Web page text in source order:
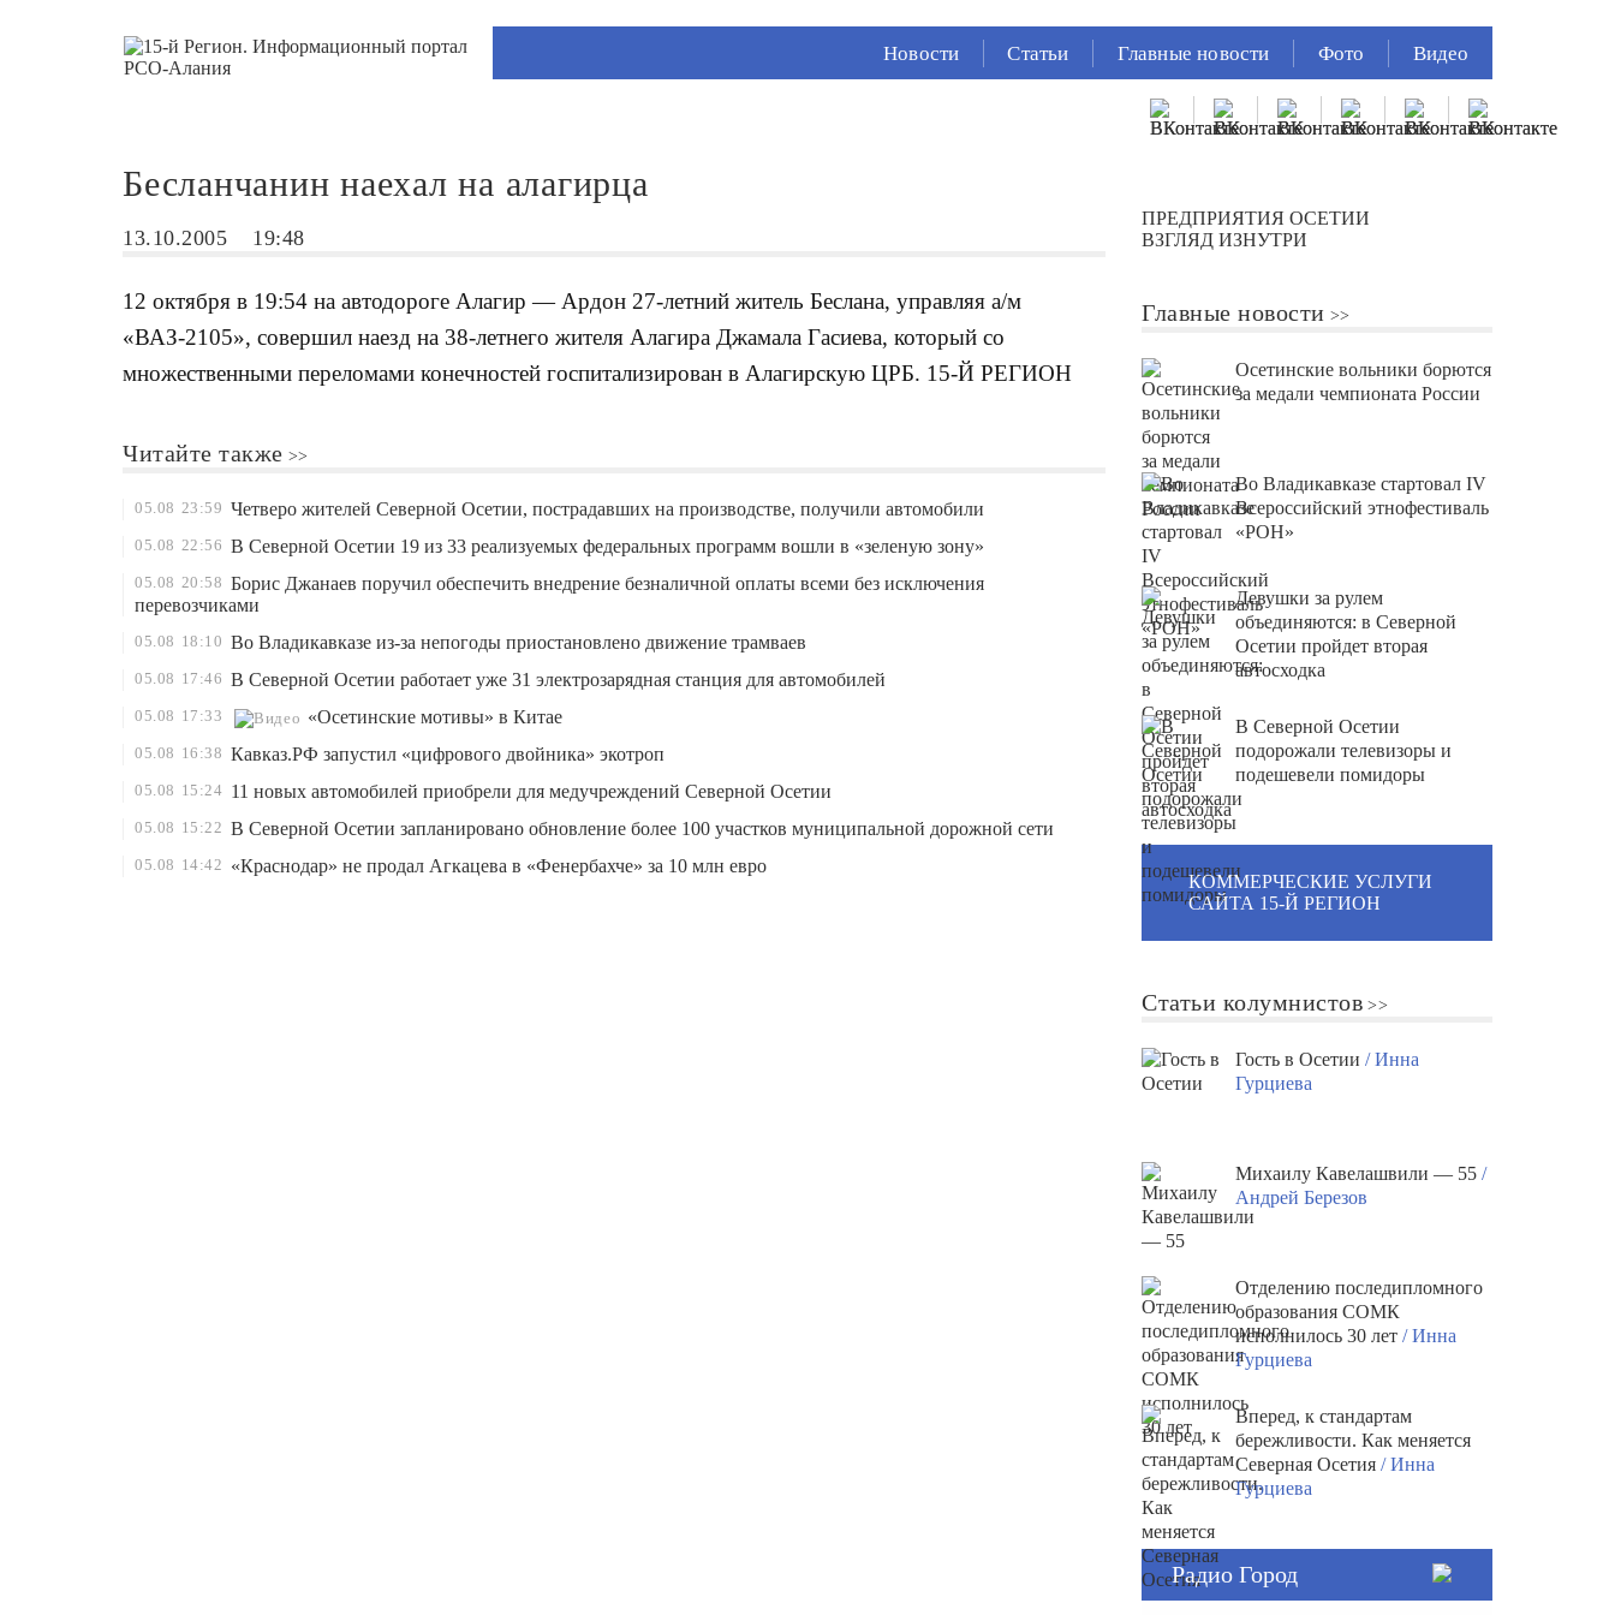
0.56 м/с
Новости Статьи Главные новости Фото Видео
Бесланчанин наехал на алагирца
13.10.2005 19:48
12 октября в 19:54 на автодороге Алагир — Ардон 27-летний житель Беслана, управляя а/м
«ВАЗ-2105», совершил наезд на 38-летнего жителя Алагира Джамала Гасиева, который со
множественными переломами конечностей госпитализирован в Алагирскую ЦРБ. 15-Й РЕГИОН
Читайте также
05.08 23:59 Четверо жителей Северной Осетии, пострадавших на производстве, получили автомобили
05.08 22:56 В Северной Осетии 19 из 33 реализуемых федеральных программ вошли в «зеленую зону»
05.08 20:58 Борис Джанаев поручил обеспечить внедрение безналичной оплаты всеми без исключения
перевозчиками
05.08 18:10 Во Владикавказе из-за непогоды приостановлено движение трамваев
05.08 17:46 В Северной Осетии работает уже 31 электрозарядная станция для автомобилей
05.08 17:33 «Осетинские мотивы» в Китае
05.08 16:38 Кавказ.РФ запустил «цифрового двойника» экотроп
05.08 15:24 11 новых автомобилей приобрели для медучреждений Северной Осетии
05.08 15:22 В Северной Осетии запланировано обновление более 100 участков муниципальной дорожной сети
05.08 14:42 «Краснодар» не продал Агкацева в «Фенербахче» за 10 млн евро
ПРЕДПРИЯТИЯ ОСЕТИИ
ВЗГЛЯД ИЗНУТРИ
Главные новости
Осетинские вольники борются
за медали чемпионата России
Во Владикавказе стартовал IV
Всероссийский этнофестиваль
«РОН»
Девушки за рулем
объединяются: в Северной
Осетии пройдет вторая
автосходка
В Северной Осетии
подорожали телевизоры и
подешевели помидоры
КОММЕРЧЕСКИЕ УСЛУГИ
САЙТА 15-Й РЕГИОН
Статьи колумнистов
Гость в Осетии/ Инна
Гурциева
Михаилу Кавелашвили — 55/
Андрей Березов
Отделению последипломного
образования СОМК
исполнилось 30 лет/ Инна
Гурциева
Вперед, к стандартам
бережливости. Как меняется
Северная Осетия/ Инна
Гурциева
Радио Город